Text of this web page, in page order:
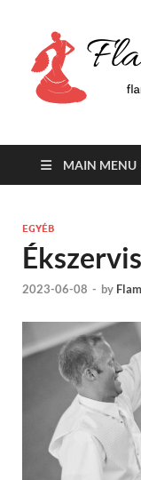
MAIN MENU
EGYÉB
2023-06-08 - by